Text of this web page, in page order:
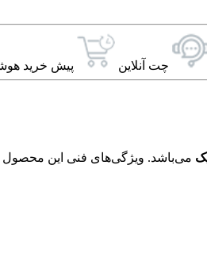
چت آنلاین پیش خرید